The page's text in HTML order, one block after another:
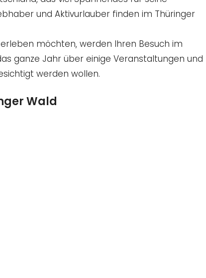
und Aktivurlauber finden im Thüringer
möchten, werden Ihren Besuch im
ganze Jahr über einige Veranstaltungen und
werden wollen.
Wald